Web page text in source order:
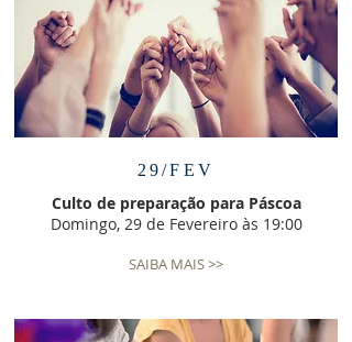
29/FEV
Culto de preparação para Páscoa
Domingo, 29 de Fevereiro às 19:00
SAIBA MAIS >>